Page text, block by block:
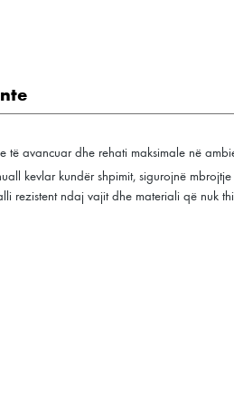
avancuar dhe rehati maksimale në
kevlar kundër shpimit, sigurojnë
rezistent ndaj vajit dhe materiali që nuk